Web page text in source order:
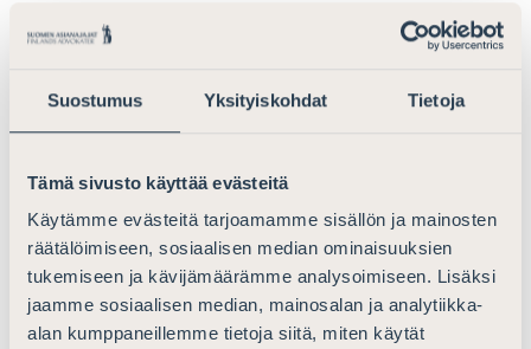
Suostumus Yksityiskohdat Tietoja
Tämä sivusto käyttää evästeitä
Käytämme evästeitä tarjoamamme sisällön ja mainosten
räätälöimiseen, sosiaalisen median ominaisuuksien
tukemiseen ja kävijämäärämme analysoimiseen. Lisäksi
jaamme sosiaalisen median, mainosalan ja analytiikka-
alan kumppaneillemme tietoja siitä, miten käytät
olla myös hallintoneuvoston. Myös perusteluissa todettu
maininta siitä, että yhtiökokous on sidottu aikaisemmin
lähtökohtaisesti vieraalta, varsinkin kun aikaisempi
päätös on neuvoa-antava.
Yhteenveto Asianajajaliiton kannattamista pääkohdista:
– yhtiökokouksen päätös palkitsemispolitiikasta
neuvoa-antava
– väliaikainen poikkeaminen palkitsemispolitiikasta
sallittua